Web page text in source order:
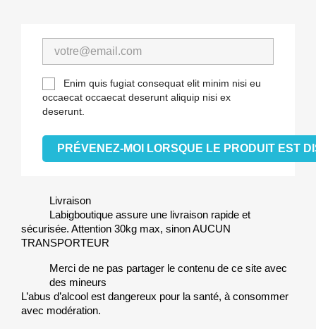
Enim quis fugiat consequat elit minim nisi eu
occaecat occaecat deserunt aliquip nisi ex
deserunt.
PRÉVENEZ-MOI LORSQUE LE PRODUIT EST
Livraison
Labigboutique assure une livraison rapide et
sécurisée. Attention 30kg max, sinon AUCUN
TRANSPORTEUR
Merci de ne pas partager le contenu de ce site avec
des mineurs
L’abus d’alcool est dangereux pour la santé, à consommer
avec modération.